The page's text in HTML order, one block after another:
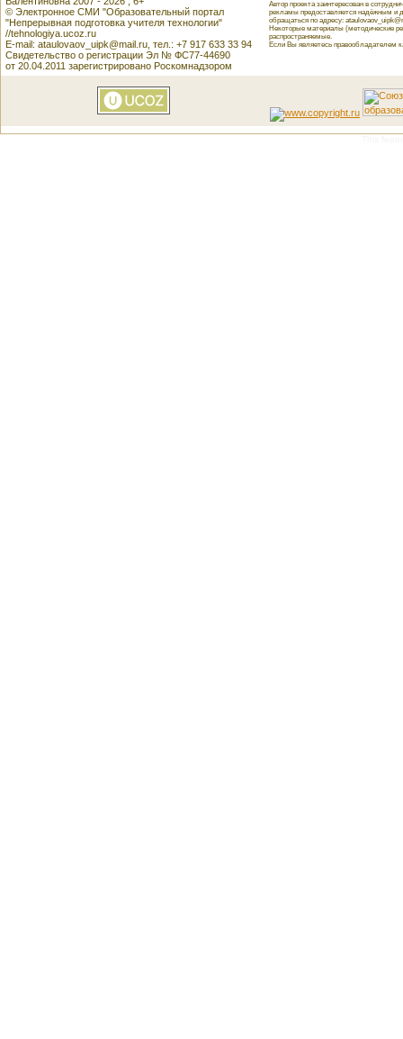
© Электронное СМИ "Образовательный портал
"Непрерывная подготовка учителя технологии"
//tehnologiya.ucoz.ru
E-mail: ataulovaov_uipk@mail.ru, тел.: +7 917 633 33 94
Свидетельство о регистрации Эл № ФС77-44690
от 20.04.2011 зарегистрировано Роскомнадзором
Автор проекта заинтересован в
рекламы предоставляется надёжным и
обращаться по адресу:
Некоторые материалы (методические
распространяемые.
Если Вы являетесь правообладателем